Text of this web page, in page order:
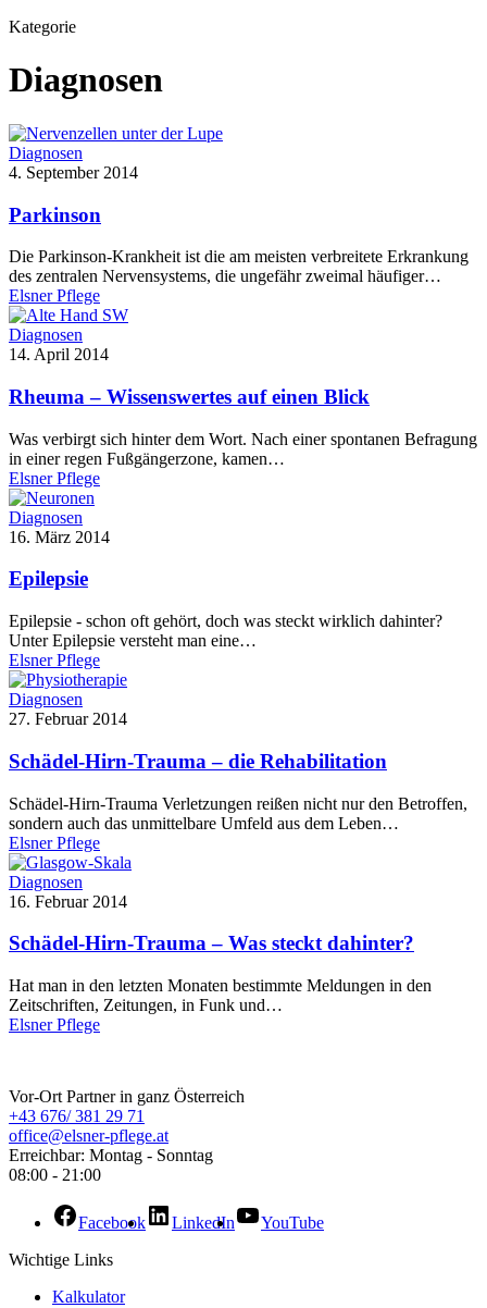
Kategorie
Diagnosen
Diagnosen
4. September 2014
Parkinson
Die Parkinson-Krankheit ist die am meisten verbreitete Erkrankung
des zentralen Nervensystems, die ungefähr zweimal häufiger…
Elsner Pflege
Diagnosen
14. April 2014
Rheuma – Wissenswertes auf einen Blick
Was verbirgt sich hinter dem Wort. Nach einer spontanen Befragung
in einer regen Fußgängerzone, kamen…
Elsner Pflege
Diagnosen
16. März 2014
Epilepsie
Epilepsie - schon oft gehört, doch was steckt wirklich dahinter?
Unter Epilepsie versteht man eine…
Elsner Pflege
Diagnosen
27. Februar 2014
Schädel-Hirn-Trauma – die Rehabilitation
Schädel-Hirn-Trauma Verletzungen reißen nicht nur den Betroffen,
sondern auch das unmittelbare Umfeld aus dem Leben…
Elsner Pflege
Diagnosen
16. Februar 2014
Schädel-Hirn-Trauma – Was steckt dahinter?
Hat man in den letzten Monaten bestimmte Meldungen in den
Zeitschriften, Zeitungen, in Funk und…
Elsner Pflege
Vor-Ort Partner in ganz Österreich
+43 676/ 381 29 71
office@elsner-pflege.at
Erreichbar: Montag - Sonntag
08:00 - 21:00
Facebook LinkedIn
YouTube
Wichtige Links
Kalkulator